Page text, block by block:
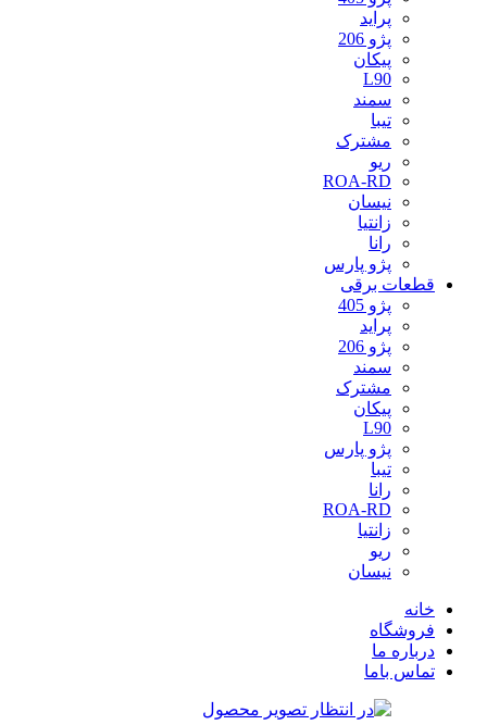
پراید
پژو 206
پیکان
L90
سمند
تیبا
مشترک
ریو
ROA-RD
نیسان
زانتیا
رانا
پژو پارس
قطعات برقی
پژو 405
پراید
پژو 206
سمند
مشترک
پیکان
L90
پژو پارس
تیبا
رانا
ROA-RD
زانتیا
ریو
نیسان
خانه
فروشگاه
درباره ما
تماس باما